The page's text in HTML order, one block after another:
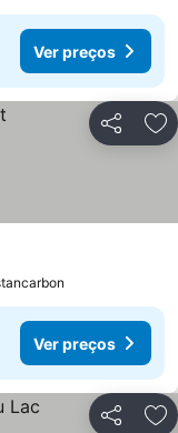
Ver preços
Partilhar
Ver preços
Partilhar